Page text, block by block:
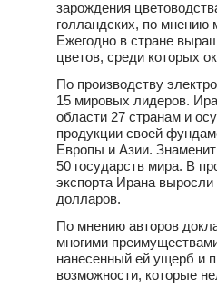
зарождения
голландских, по мнению
Ежегодно в стране
цветов, среди которых
По производству
15 мировых лидеров.
области 27 странам и
продукции своей
Европы и Азии.
50 государств мира. В
экспорта Ирана
долларов.
По мнению авторов
многими
нанесенный ей ущерб и
возможности, которые